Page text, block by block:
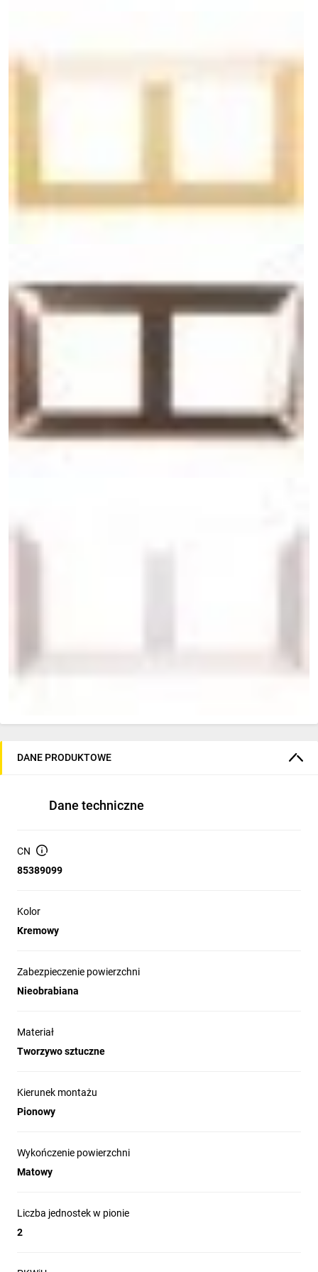
DANE PRODUKTOWE
Dane techniczne
CN
85389099
Kolor
Kremowy
Zabezpieczenie powierzchni
Nieobrabiana
Materiał
Tworzywo sztuczne
Kierunek montażu
Pionowy
Wykończenie powierzchni
Matowy
Liczba jednostek w pionie
2